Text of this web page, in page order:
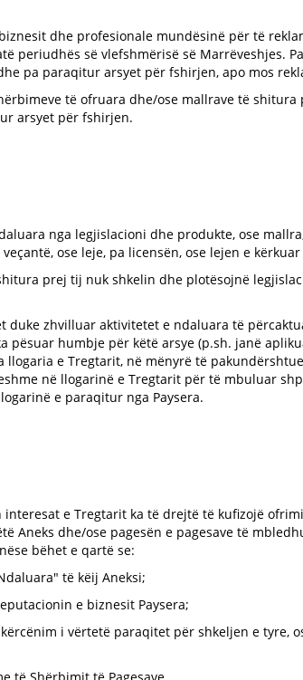
dhe profesionale mundësinë për të
periudhës së vlefshmërisë së Marrëveshjes.
pa paraqitur arsyet për fshirjen, apo mos
të ofruara dhe/ose mallrave të
arsyet për fshirjen.
nga legjislacioni dhe produkte, ose
ose leje, pa licensën, ose lejen e
prej tij nuk shkelin dhe plotësojnë
zhvilluar aktivitetet e ndaluara të
pësuar humbje për këtë arsye (p.sh. janë
e Tregtarit, në mënyrë të
në llogarinë e Tregtarit për të mbuluar
e paraqitur nga Paysera.
e Tregtarit ka të drejtë të kufizojë
dhe/ose pagesën e pagesave të
bëhet e qartë se:
të këij Aneksi;
e biznesit Paysera;
i vërtetë paraqitet për shkeljen e tyre,